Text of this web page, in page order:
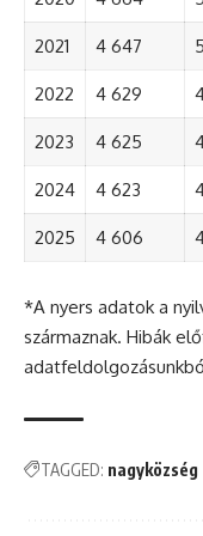
2021 4 647
2022 4 629
2023 4 625
2024 4 623
2025 4 606
*A nyers adatok a
származnak. Hibák
TAGGED: nagyközség